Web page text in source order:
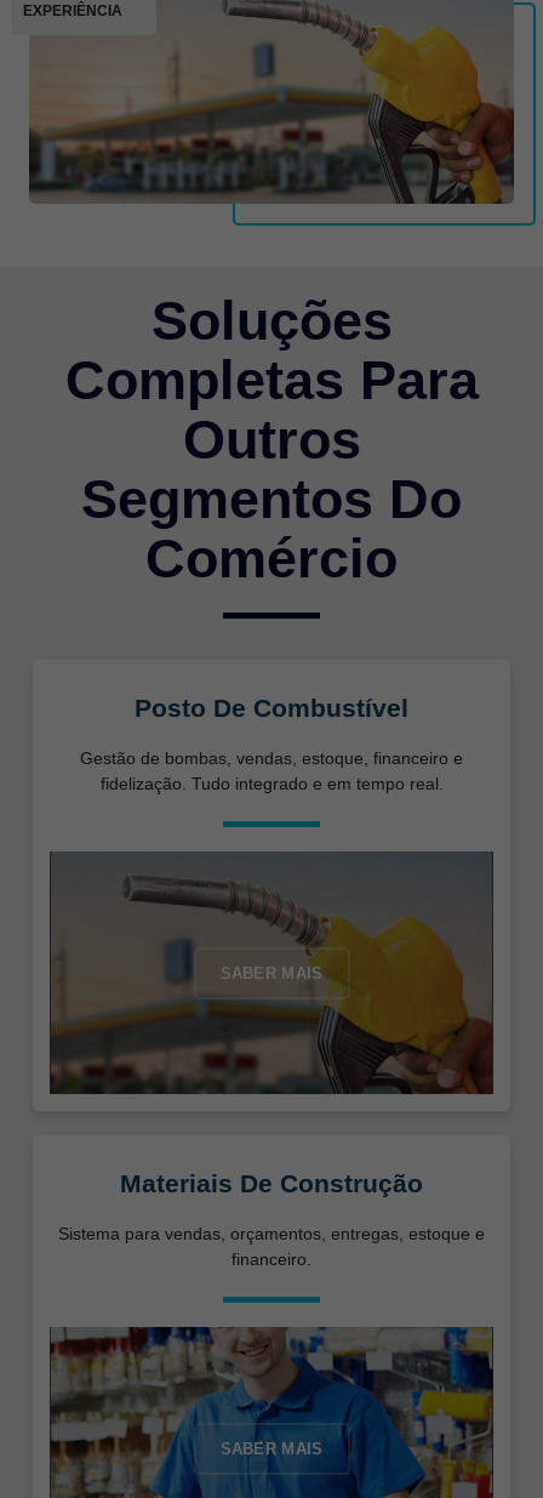
EXPERIÊNCIA
Soluções
Completas Para
Outros
Segmentos Do
Comércio
Posto De Combustível
Gestão de bombas, vendas, estoque, financeiro e
fidelização. Tudo integrado e em tempo real.
SABER MAIS
Materiais De Construção
Sistema para vendas, orçamentos, entregas, estoque e
financeiro.
SABER MAIS